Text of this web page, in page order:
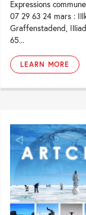
Expressions
07 29 63 24 mars :
Graffenstadend,
65...
LEARN MORE